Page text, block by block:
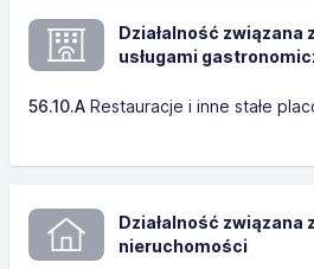
Działalność związana
usługami
56.10.A Restauracje i inne stałe
Działalność związana
nieruchomości